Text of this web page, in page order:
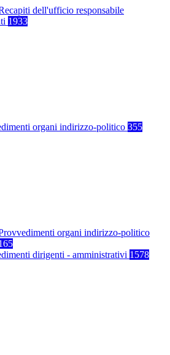
dell'ufficio responsabile
1933
organi indirizzo-politico 355
organi indirizzo-politico
dirigenti - amministrativi 1578